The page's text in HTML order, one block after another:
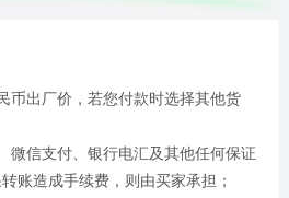
币出厂价，若您付款时选择其他货
微信支付、银行电汇及其他任何保证
账造成手续费，则由买家承担；